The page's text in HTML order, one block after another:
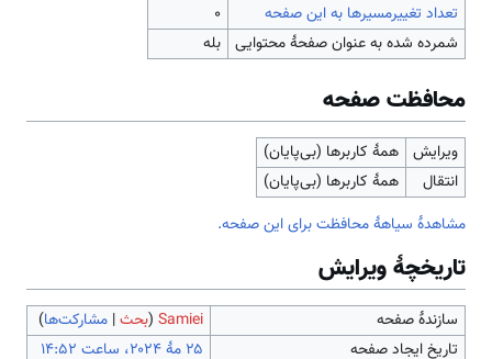
تعداد تغییرمسیرها به این صفحه
۰
شمرده شده به عنوان صفحهٔ محتوایی
بله
محافظت صفحه
ویرایش
همهٔ کاربرها (بی‌پایان)
انتقال
همهٔ کاربرها (بی‌پایان)
مشاهدۀ سیاهۀ محافظت برای این صفحه.
تاریخچۀ ویرایش
سازندۀ صفحه Samiei
(بحث| مشارکت‌ها)
تاریخ ایجاد صفحه